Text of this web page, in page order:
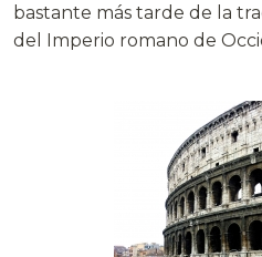
bastante más tarde de la
del Imperio romano de